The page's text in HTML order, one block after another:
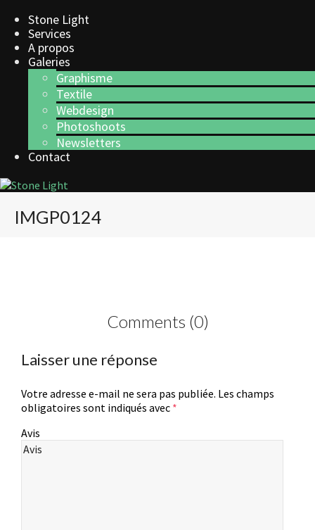
Stone Light
Services
A propos
Galeries
Graphisme
Textile
Webdesign
Photoshoots
Newsletters
Contact
IMGP0124
Comments (0)
Laisser une réponse
Votre adresse e-mail ne sera pas publiée. Les champs
obligatoires sont indiqués avec *
Avis